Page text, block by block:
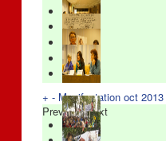
+ - Manifestation oct 2013
Previous Next